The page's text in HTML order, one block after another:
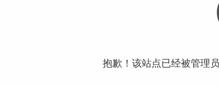
抱歉！该站点已经被管理